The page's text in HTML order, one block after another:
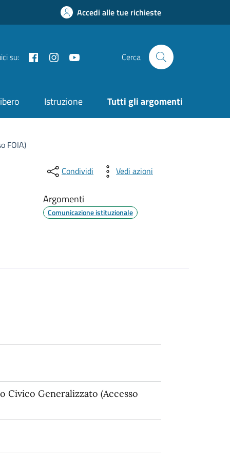
Accedi alle tue richieste
su: FacebookInstagram Cerca
Istruzione Tutti gli argomenti
FOIA)
Condividi Vedi azioni
Argomenti
Comunicazione istituzionale
Civico Generalizzato (Accesso